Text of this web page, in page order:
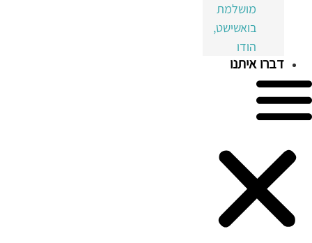
מושלמת
בואשישט,
הודו
דברו איתנו